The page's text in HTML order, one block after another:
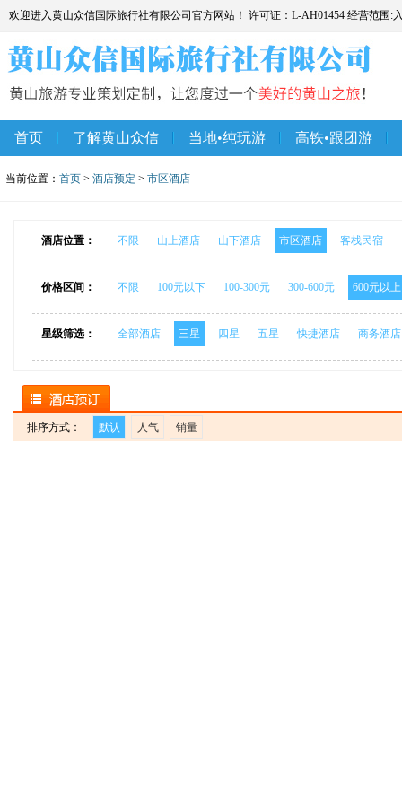
欢迎进入黄山众信国际旅行社有限公司官方网站！ 许可证：L-AH01454 经营范围:
首页 了解黄山众信 当地•纯玩游 高铁•跟团游
当前位置： 首页 > 酒店预定 > 市区酒店
酒店位置： 不限 山上酒店 山下酒店 市区酒店 客栈民宿
价格区间： 不限 100元以下 100-300元 300-600元 600元以上
星级筛选： 全部酒店 三星 四星 五星 快捷酒店 商务酒店
排序方式： 默认 人气 销量